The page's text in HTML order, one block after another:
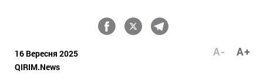
16 Вересня 2025
QIRIM.News
A+
A-